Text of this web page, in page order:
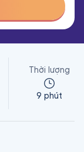
Thời lượng
9 phút